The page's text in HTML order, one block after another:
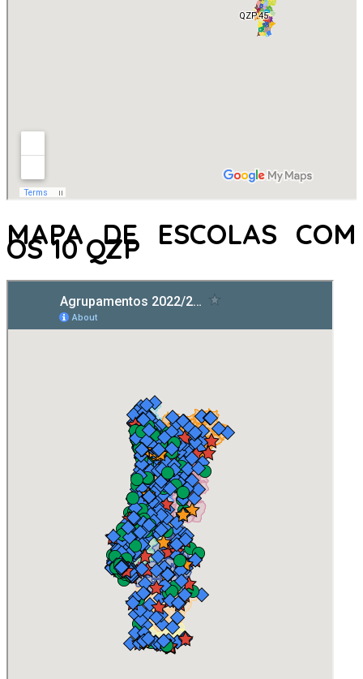
MAPA DE ESCOLAS COM
OS 10 QZP